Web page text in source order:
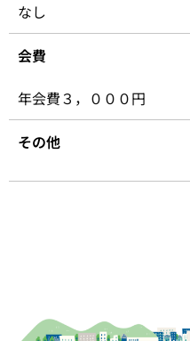
なし
会費
年会費３，０００円
その他